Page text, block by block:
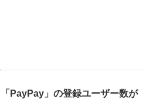
「PayPay」の登録ユーザー数が